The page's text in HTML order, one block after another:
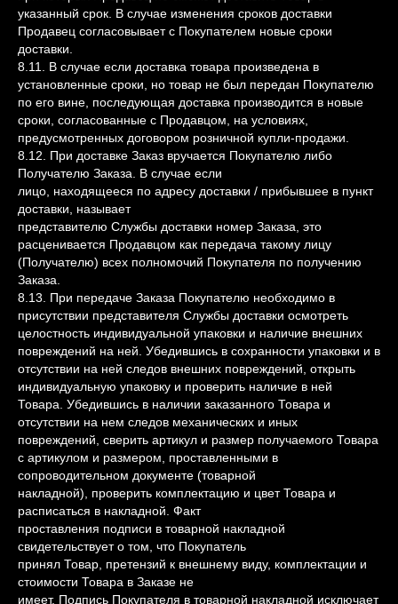
указанный срок. В случае изменения сроков доставки
Продавец согласовывает с Покупателем новые сроки
доставки.
8.11. В случае если доставка товара произведена в
установленные сроки, но товар не был передан Покупателю
по его вине, последующая доставка производится в новые
сроки, согласованные с Продавцом, на условиях,
предусмотренных договором розничной купли-продажи.
8.12. При доставке Заказ вручается Покупателю либо
Получателю Заказа. В случае если
лицо, находящееся по адресу доставки / прибывшее в пункт
доставки, называет
представителю Службы доставки номер Заказа, это
расценивается Продавцом как передача такому лицу
(Получателю) всех полномочий Покупателя по получению
Заказа.
8.13. При передаче Заказа Покупателю необходимо в
присутствии представителя Службы доставки осмотреть
целостность индивидуальной упаковки и наличие внешних
повреждений на ней. Убедившись в сохранности упаковки и в
отсутствии на ней следов внешних повреждений, открыть
индивидуальную упаковку и проверить наличие в ней
Товара. Убедившись в наличии заказанного Товара и
отсутствии на нем следов механических и иных
повреждений, сверить артикул и размер получаемого Товара
с артикулом и размером, проставленными в
сопроводительном документе (товарной
накладной), проверить комплектацию и цвет Товара и
расписаться в накладной. Факт
проставления подписи в товарной накладной
свидетельствует о том, что Покупатель
принял Товар, претензий к внешнему виду, комплектации и
стоимости Товара в Заказе не
имеет. Подпись Покупателя в товарной накладной исключает